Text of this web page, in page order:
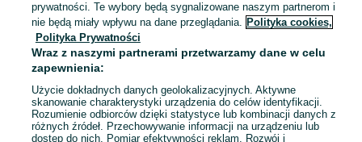
Zakopane
17 lipca 2026
kołdry wełniane Narzuty dywany
skóry krów
119 zł
127,75 zł z Pakietem Ochronnym
prywatności. Te wybory będą sygnalizowane naszym partnerom i
nie będą miały wpływu na dane przeglądania. Polityka cookies,
Polityka Prywatności
Wraz z naszymi partnerami przetwarzamy dane w celu
zapewnienia:
Użycie dokładnych danych geolokalizacyjnych. Aktywne
skanowanie charakterystyki urządzenia do celów identyfikacji.
Rozumienie odbiorców dzięki statystyce lub kombinacji danych z
różnych źródeł. Przechowywanie informacji na urządzeniu lub
dostęp do nich. Pomiar efektywności reklam. Rozwój i